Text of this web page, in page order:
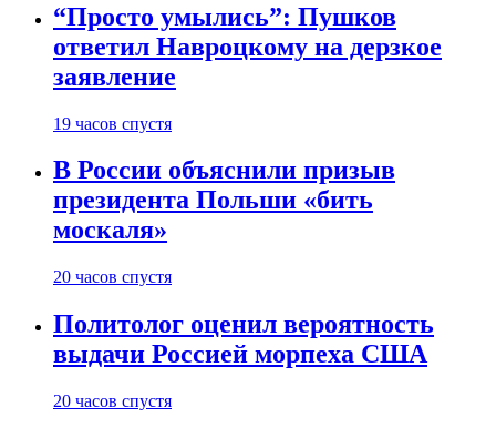
“Просто умылись”: Пушков
ответил Навроцкому на дерзкое
заявление
19 часов спустя
В России объяснили призыв
президента Польши «бить
москаля»
20 часов спустя
Политолог оценил вероятность
выдачи Россией морпеха США
20 часов спустя